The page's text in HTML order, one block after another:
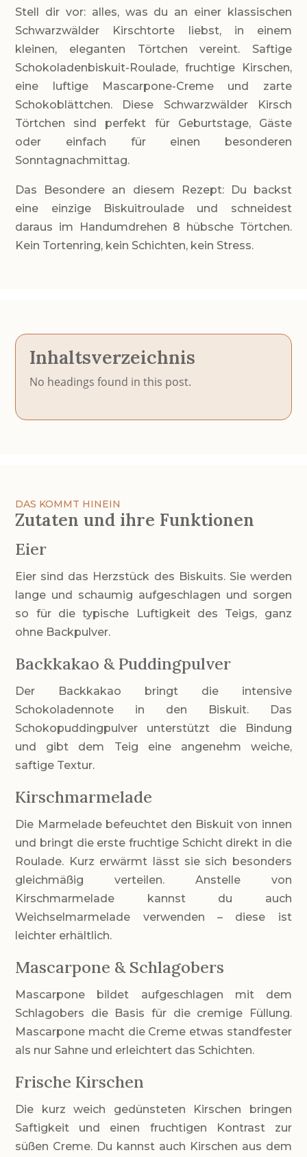
Stell dir vor: alles, was du an einer klassischen
Schwarzwälder Kirschtorte liebst, in einem
kleinen, eleganten Törtchen vereint. Saftige
Schokoladenbiskuit-Roulade, fruchtige Kirschen,
eine luftige Mascarpone-Creme und zarte
Schokoblättchen. Diese Schwarzwälder Kirsch
Törtchen sind perfekt für Geburtstage, Gäste
oder einfach für einen besonderen
Sonntagnachmittag.
Das Besondere an diesem Rezept: Du backst
eine einzige Biskuitroulade und schneidest
daraus im Handumdrehen 8 hübsche Törtchen.
Kein Tortenring, kein Schichten, kein Stress.
Inhaltsverzeichnis
No headings found in this post.
DAS KOMMT HINEIN
Zutaten und ihre Funktionen
Eier
Eier sind das Herzstück des Biskuits. Sie werden
lange und schaumig aufgeschlagen und sorgen
so für die typische Luftigkeit des Teigs, ganz
ohne Backpulver.
Backkakao & Puddingpulver
Der Backkakao bringt die intensive
Schokoladennote in den Biskuit. Das
Schokopuddingpulver unterstützt die Bindung
und gibt dem Teig eine angenehm weiche,
saftige Textur.
Kirschmarmelade
Die Marmelade befeuchtet den Biskuit von innen
und bringt die erste fruchtige Schicht direkt in die
Roulade. Kurz erwärmt lässt sie sich besonders
gleichmäßig verteilen. Anstelle von
Kirschmarmelade kannst du auch
Weichselmarmelade verwenden – diese ist
leichter erhältlich.
Mascarpone & Schlagobers
Mascarpone bildet aufgeschlagen mit dem
Schlagobers die Basis für die cremige Füllung.
Mascarpone macht die Creme etwas standfester
als nur Sahne und erleichtert das Schichten.
Frische Kirschen
Die kurz weich gedünsteten Kirschen bringen
Saftigkeit und einen fruchtigen Kontrast zur
süßen Creme. Du kannst auch Kirschen aus dem